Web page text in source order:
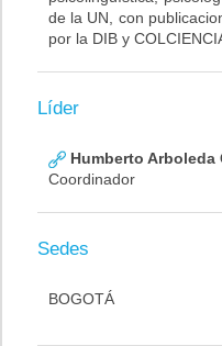
de la UN, con
por la DIB y
Líder
Humberto Arboleda
Coordinador
Sedes
BOGOTÁ